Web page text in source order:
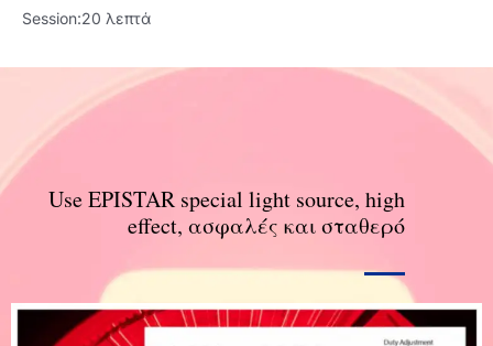
Session:20 λεπτά
Use EPISTAR special light source, high
effect, ασφαλές και σταθερό